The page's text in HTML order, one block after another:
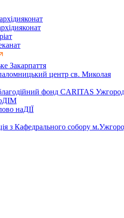
Закарпаття
центр св. Миколая
фонд CARITAS
наДІЇ
з Кафедрального собору